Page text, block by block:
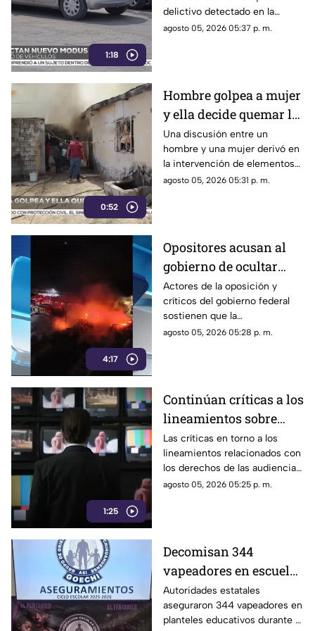
1:18
delictivo detectado en la
ciudad de Chihuahua.
agosto 05, 2026 05:37 p. m.
0:52
Hombre golpea a mujer
y ella decide quemar la
casa; ocurrió en Ciudad
Juárez | VIDEO
Una discusión entre un
hombre y una mujer derivó en
la intervención de elementos
de la Policía Municipal en la
agosto 05, 2026 05:31 p. m.
4:17
Opositores acusan al
gobierno de ocultar
información y difundir
versiones oficiales
cuestionadas
Actores de la oposición y
críticos del gobierno federal
sostienen que la
administración ha recurrido a
agosto 05, 2026 05:28 p. m.
1:25
Continúan críticas a los
lineamientos sobre
audiencias; opositores
los califican como un
mecanismo de censura
Las críticas en torno a los
lineamientos relacionados con
los derechos de las audiencias
continúan.
agosto 05, 2026 05:25 p. m.
Decomisan 344
vapeadores en escuelas
de Chihuahua el
pasado ciclo escolar |
VIDEO
Autoridades estatales
aseguraron 344 vapeadores en
planteles educativos durante el